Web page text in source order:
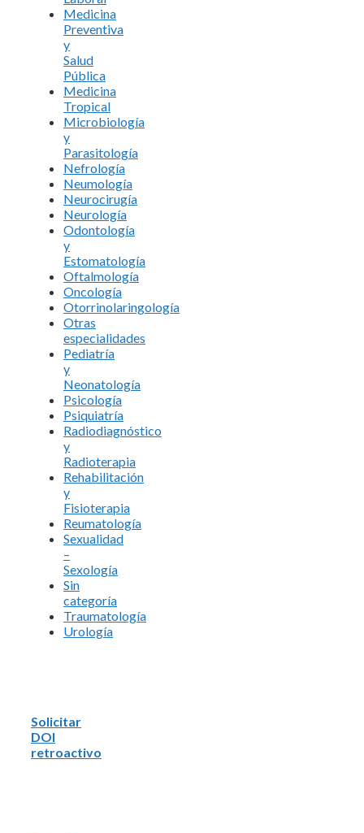
Medicina
Preventiva
y
Salud
Pública
Medicina
Tropical
Microbiología
y
Parasitología
Nefrología
Neumología
Neurocirugía
Neurología
Odontología
y
Estomatología
Oftalmología
Oncología
Otorrinolaringología
Otras
especialidades
Pediatría
y
Neonatología
Psicología
Psiquiatría
Radiodiagnóstico
y
Radioterapia
Rehabilitación
y
Fisioterapia
Reumatología
Sexualidad
–
Sexología
Sin
categoría
Traumatología
Urología
Solicitar
DOI
retroactivo